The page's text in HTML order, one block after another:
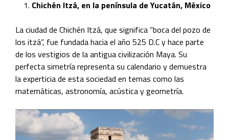
1. Chichén Itzá, en la península de Yucatán, México
La ciudad de Chichén Itzá, que significa “boca del pozo de
los itzá”, fue fundada hacia el año 525 D.C y hace parte
de los vestigios de la antigua civilización Maya. Su
perfecta simetría representa su calendario y demuestra
la experticia de esta sociedad en temas como las
matemáticas, astronomía, acústica y geometría.